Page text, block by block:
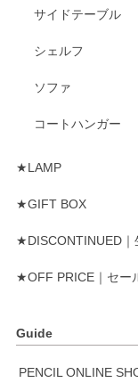
サイドテーブル
シェルフ
ソファ
コートハンガー
★LAMP
★GIFT BOX
★DISCONTINUED｜
★OFF PRICE｜セー
Guide
PENCIL ONLINE